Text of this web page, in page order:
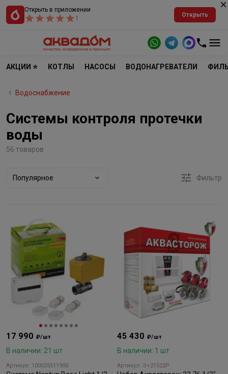
Открыть в приложении
1
Открыть
АКЦИИ ⭐ КОТЛЫ НАСОСЫ ВОДОНАГРЕВАТЕЛИ
Водоснабжение
Системы контроля протечки
воды
56 товаров
Популярное Фильтр
17 990 ₽/шт
В наличии: 21 шт
Артикул: 100035511900
45 430 ₽/шт
В наличии: 1 шт
Артикул: Э+21522Р